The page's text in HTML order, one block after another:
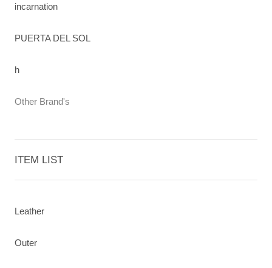
incarnation
PUERTA DEL SOL
h
Other Brand's
ITEM LIST
Leather
Outer